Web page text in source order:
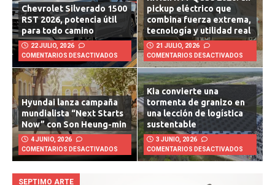
Chevrolet Silverado 1500
RST 2026, potencia útil
para todo camino
22 JULIO, 2026
COMENTARIOS DESACTIVADOS
Rivian R1T Quad 2026: un
pickup eléctrico que
combina fuerza extrema,
tecnología y utilidad real
21 JULIO, 2026
COMENTARIOS DESACTIVADOS
Hyundai lanza campaña
mundialista “Next Starts
Now” con Son Heung-min
4 JUNIO, 2026
COMENTARIOS DESACTIVADOS
Kia convierte una
tormenta de granizo en
una lección de logística
sustentable
3 JUNIO, 2026
COMENTARIOS DESACTIVADOS